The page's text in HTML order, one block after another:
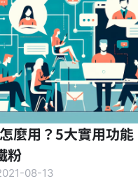
麼用？5大實用功能
粉
08-13